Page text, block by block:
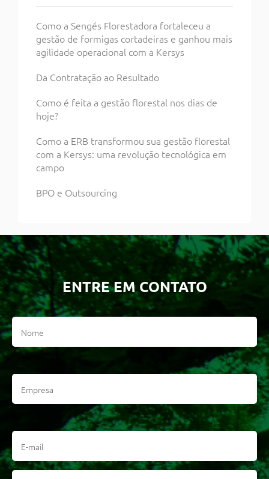
Como a Sengés Florestadora fortaleceu a
gestão de formigas cortadeiras e ganhou mais
agilidade operacional com a Kersys
Da Contratação ao Resultado
Como é feita a gestão florestal nos dias de
hoje?
Como a ERB transformou sua gestão florestal
com a Kersys: uma revolução tecnológica em
campo
BPO e Outsourcing
ENTRE EM CONTATO